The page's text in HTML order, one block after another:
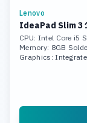
Lenovo
IdeaPad Slim 3
CPU: Intel Core i5
Memory: 8GB
Graphics: